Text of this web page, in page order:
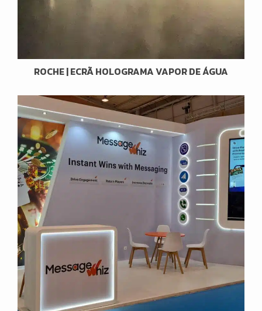
ROCHE | ECRÃ HOLOGRAMA VAPOR DE ÁGUA